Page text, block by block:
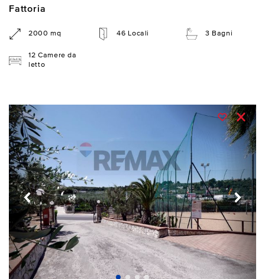
Fattoria
2000 mq 46 Locali 3 Bagni
12 Camere da
letto